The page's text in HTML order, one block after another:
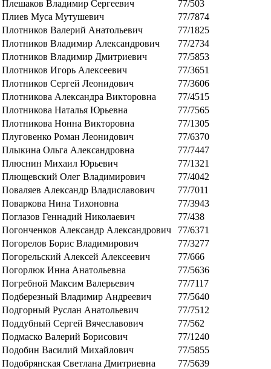
Плешаков Владимир Сергеевич
77/503
Плиев Муса Мутушевич
77/7874
Плотников Валерий Анатольевич
77/1825
Плотников Владимир Александрович
77/2734
Плотников Владимир Дмитриевич
77/5853
Плотников Игорь Алексеевич
77/3651
Плотников Сергей Леонидович
77/3606
Плотникова Александра Викторовна
77/4515
Плотникова Наталья Юрьевна
77/7565
Плотникова Нонна Викторовна
77/1305
Плуговенко Роман Леонидович
77/6370
Плыкина Ольга Александровна
77/7447
Плюснин Михаил Юрьевич
77/1321
Плющевский Олег Владимирович
77/4042
Поваляев Александр Владиславович
77/7011
Поваркова Нина Тихоновна
77/3943
Поглазов Геннадий Николаевич
77/438
Погонченков Александр Александрович
77/6371
Погорелов Борис Владимирович
77/3277
Погорельский Алексей Алексеевич
77/666
Погорлюк Инна Анатольевна
77/5636
Погребной Максим Валерьевич
77/7117
Подберезный Владимир Андреевич
77/5640
Подгорный Руслан Анатольевич
77/7512
Поддубный Сергей Вячеславович
77/562
Подмаско Валерий Борисович
77/1240
Подобин Василий Михайлович
77/5855
Подобрянская Светлана Дмитриевна
77/5639